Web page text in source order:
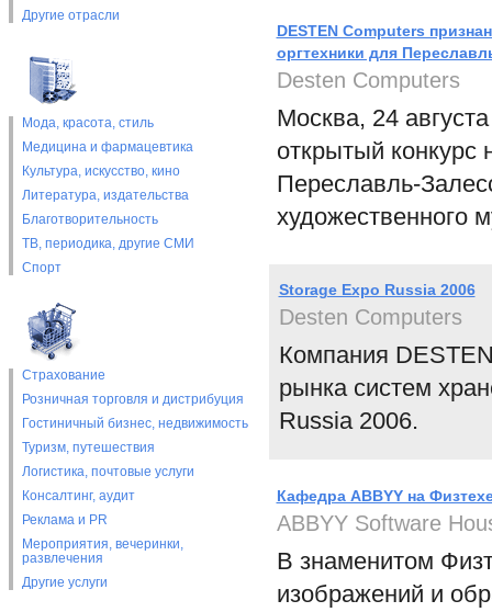
Другие отрасли
Мода, красота, стиль
Медицина и фармацевтика
Культура, искусство, кино
Литература, издательства
Благотворительность
ТВ, периодика, другие СМИ
Спорт
Страхование
Розничная торговля и дистрибуция
Гостиничный бизнес, недвижимость
Туризм, путешествия
Логистика, почтовые услуги
Консалтинг, аудит
Реклама и PR
Мероприятия, вечеринки,
развлечения
Другие услуги
DESTEN Computers
оргтехники для
Desten Computers
Москва, 24
открытый
Переславль-
художественного
Storage Expo Russia 2006
Desten Computers
Компания
рынка систем
Russia 2006.
Кафедра ABBYY на
ABBYY Software
В знаменитом
изображений и